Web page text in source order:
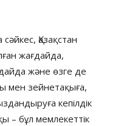
Қазақстан
жағдайда,
және өзге де
мен зейнетақыға,
кепілдік
– бұл мемлекеттік